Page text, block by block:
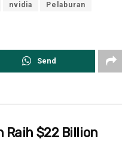
nvidia Pelaburan
Send
Raih $22 Billion